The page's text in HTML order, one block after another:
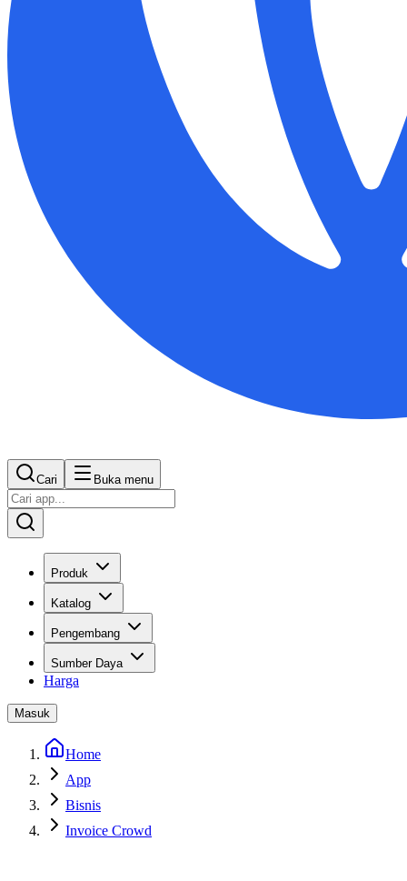
Cari Buka menu
Produk
Katalog
Pengembang
Sumber Daya
Harga
Masuk
Home
App
Bisnis
Invoice Crowd